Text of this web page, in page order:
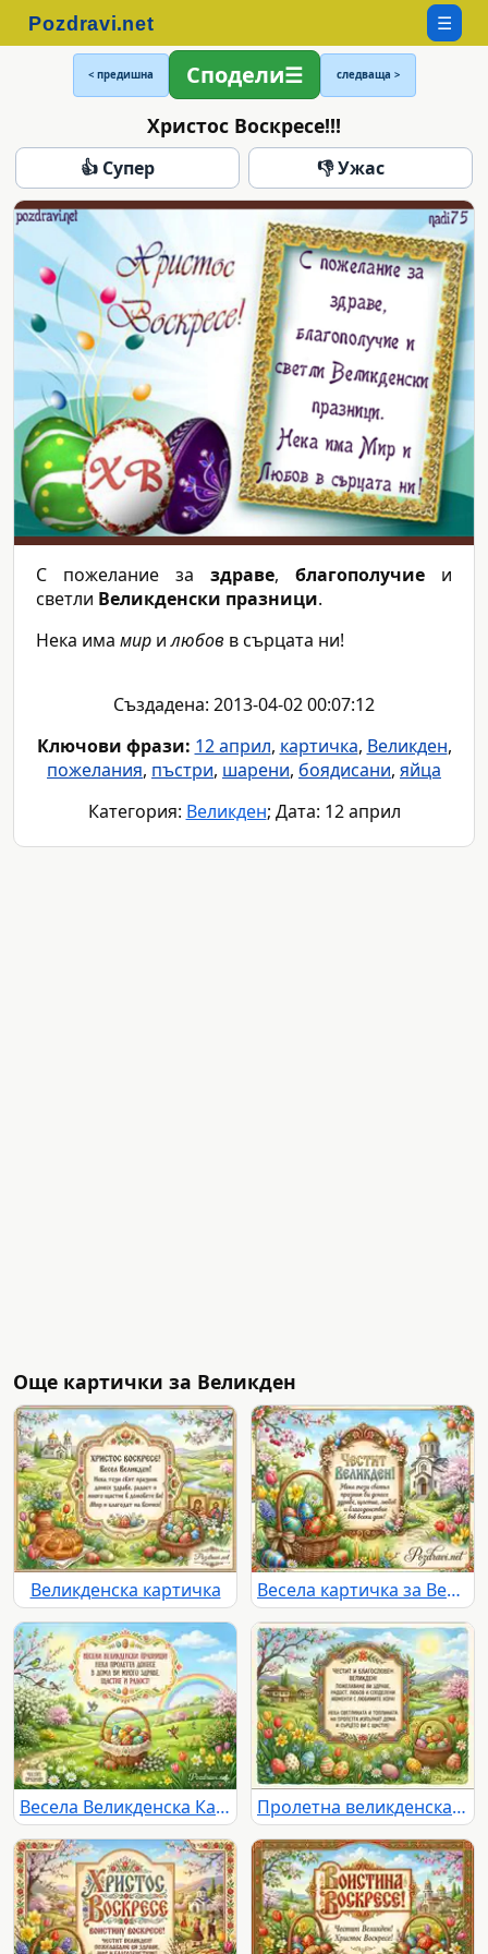
☰
< предишна Сподели следваща >
Христос Воскресе!!!
👍 Супер 👎 Ужас
С пожелание за здраве, благополучие и
светли Великденски празници.
Нека има мир илюбов в сърцата ни!
Създадена: 2013-04-02 00:07:12
Ключови фрази: 12 април, картичка, Великден,
пожелания, пъстри, шарени, боядисани, яйца
Категория: Великден; Дата: 12 април
Още картички за Великден
Великденска картичка Весела картичка за Великден
Весела Великденска Картичка - Поздрави от сърце! Пролетна великденска картичка с топли пожелания за здраве и радост.